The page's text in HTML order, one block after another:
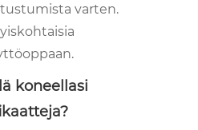
varten.
koneellasi